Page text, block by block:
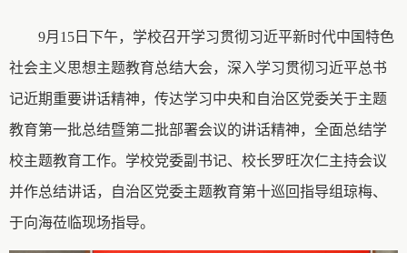
9月15日下午，学校召开学习贯彻习近平新时代中国特色
社会主义思想主题教育总结大会，深入学习贯彻习近平总书
记近期重要讲话精神，传达学习中央和自治区党委关于主题
教育第一批总结暨第二批部署会议的讲话精神，全面总结学
校主题教育工作。学校党委副书记、校长罗旺次仁主持会议
并作总结讲话，自治区党委主题教育第十巡回指导组琼梅、
于向海莅临现场指导。